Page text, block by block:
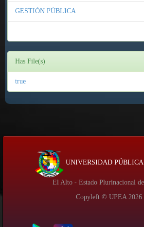
GESTIÓN PÚBLICA
Has File(s)
true
UNIVERSIDAD
El Alto - Estado Plurinacional
Copyleft © UPEA 2026